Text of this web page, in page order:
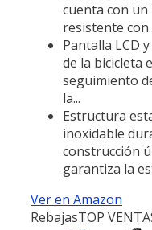
cuenta con
resistente
Pantalla LCD
de la bicicleta
seguimiento
la...
Estructura
inoxidable
construcción
garantiza la
Ver en Amazon
RebajasTOP